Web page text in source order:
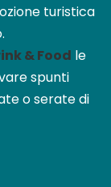
turistica
& Food le
spunti
o serate di